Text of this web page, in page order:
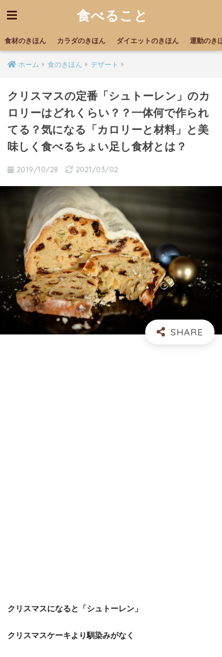
食べること
食材のきほん カラダのきほん ダイエットのきほん 運動のき
ホーム 食のきほん デザート
クリスマスの定番「シュトーレン」のカ
ロリーはどれくらい？？一体何で作られ
てる？気になる「カロリーと材料」と美
味しく食べるちょい足し食材とは？
2019/10/28 2021/03/02
クリスマスになると「シュトーレン」
クリスマスケーキより馴染みがなく